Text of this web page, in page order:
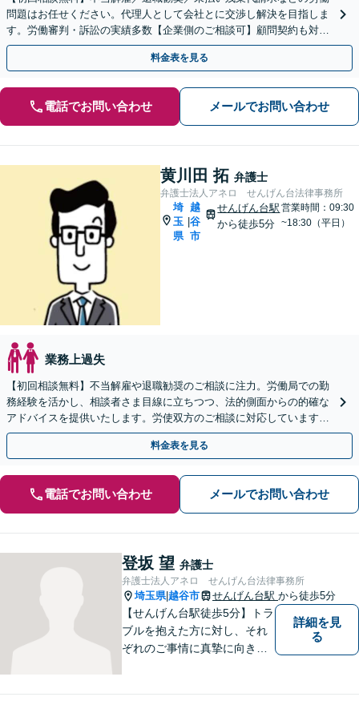
問題はお任せください。代理人として会社とに交渉し解決を目指しま
す。労働審判・訴訟の実績多数【企業側のご相談可】顧問契約も対応
します【せんげん台駅5分】
料金表を見る
電話でお問い合わせ メールでお問い合わせ
黄川田 拓 弁護士
弁護士法人アネロ せんげん台法律事務所
埼
玉
県
|
越
谷
市
せんげん台駅
から徒歩5分
営業時間：09:30
~18:30（平日）
業務上過失
【初回相談無料】不当解雇や退職勧奨のご相談に注力。労働局での勤
務経験を活かし、相談者さま目線に立ちつつ、法的側面からの的確な
アドバイスを提供いたします。労使双方のご相談に対応しています
【完全個室で対応】【せんげん台駅5分】
料金表を見る
電話でお問い合わせ メールでお問い合わせ
登坂 望 弁護士
弁護士法人アネロ せんげん台法律事務所
埼玉県|越谷市 せんげん台駅 から徒歩5分
【せんげん台駅徒歩5分】トラ
ブルを抱えた方に対し、それ
ぞれのご事情に真摯に向き合
詳細を見
る